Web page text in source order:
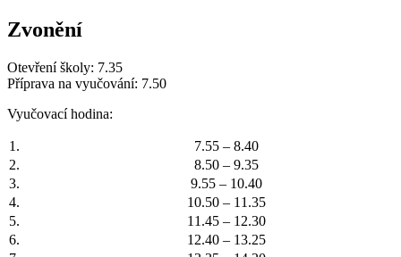
Zvonění
Otevření školy: 7.35
Příprava na vyučování: 7.50
Vyučovací hodina:
1.
7.55 – 8.40
2.
8.50 – 9.35
3.
9.55 – 10.40
4.
10.50 – 11.35
5.
11.45 – 12.30
6.
12.40 – 13.25